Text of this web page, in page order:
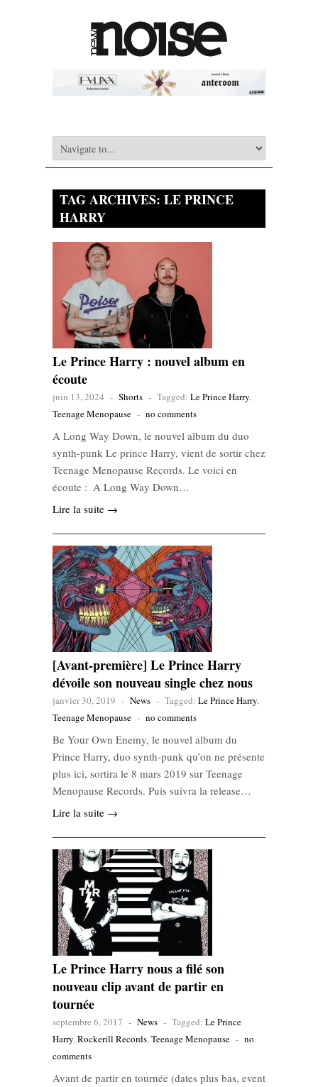
TAG ARCHIVES: LE PRINCE
HARRY
Le Prince Harry : nouvel album en
écoute
juin 13, 2024 - Shorts - Tagged: Le Prince Harry,
Teenage Menopause - no comments
A Long Way Down, le nouvel album du duo
synth-punk Le prince Harry, vient de sortir chez
Teenage Menopause Records. Le voici en
écoute : A Long Way Down…
Lire la suite →
[Avant-première] Le Prince Harry
dévoile son nouveau single chez nous
janvier 30, 2019 - News - Tagged: Le Prince Harry,
Teenage Menopause - no comments
Be Your Own Enemy, le nouvel album du
Prince Harry, duo synth-punk qu’on ne présente
plus ici, sortira le 8 mars 2019 sur Teenage
Menopause Records. Puis suivra la release…
Lire la suite →
Le Prince Harry nous a filé son
nouveau clip avant de partir en
tournée
septembre 6, 2017 - News - Tagged: Le Prince
Harry,Rockerill Records,Teenage Menopause - no
comments
Avant de partir en tournée (dates plus bas, event